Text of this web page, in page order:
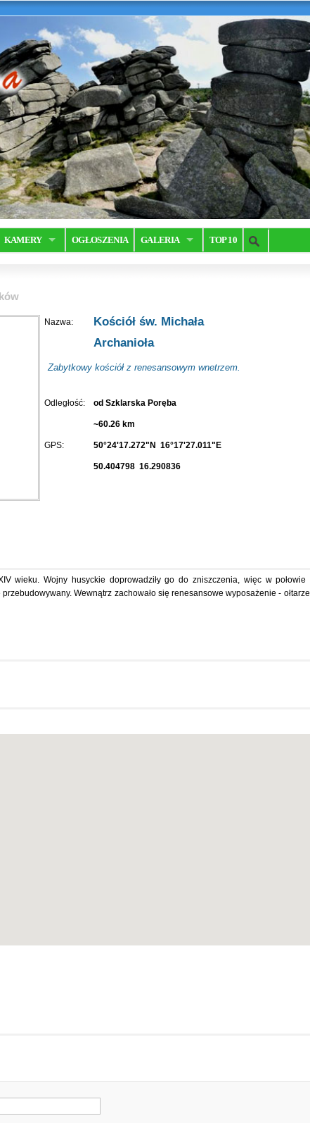
KAMERY OGŁOSZENIA GALERIA TOP 10
Nazwa:
Kościół św. Michała
Archanioła
Zabytkowy kościół z renesansowym wnetrzem.
Odległość: od Szklarska Poręba
~60.26 km
GPS: 50°24'17.272"N 16°17'27.011"E
50.404798 16.290836
wieku. Wojny husyckie doprowadziły go do zniszczenia, więc w połowie
Wewnątrz zachowało się renesansowe wyposażenie -